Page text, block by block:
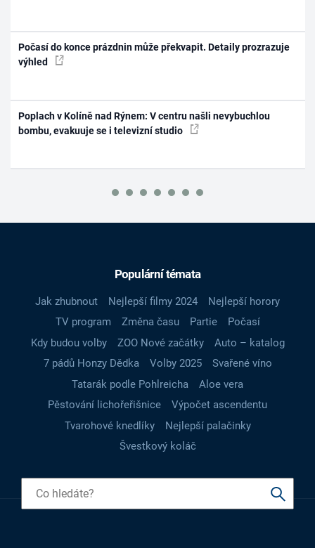
Počasí do konce prázdnin může překvapit. Detaily prozrazuje
výhled
Poplach v Kolíně nad Rýnem: V centru našli nevybuchlou
bombu, evakuuje se i televizní studio
Populární témata
Jak zhubnout Nejlepší filmy 2024
Nejlepší horory
TV program
Změna času Partie
Počasí
Kdy budou volby
ZOO Nové začátky
Auto – katalog
7 pádů Honzy Dědka
Volby 2025
Svařené víno
Tatarák podle Pohlreicha
Aloe vera
Pěstování lichořeřišnice
Výpočet ascendentu
Tvarohové knedlíky
Nejlepší palačinky
Švestkový koláč